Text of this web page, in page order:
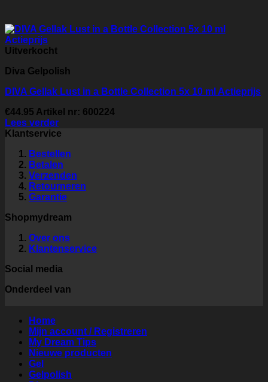
Uitverkocht
Diva Gelpolish
DIVA Gellak Lust in a Bottle Collection 5x 10 ml Actieprijs
€44.95 Artikel nr: 600224
Lees verder
Klantservice
Bestellen
Betalen
Verzenden
Retourneren
Garantie
Shopmydream
Over ons
Klantenservice
Social media
Onderdeel van
Home
Mijn account / Registreren
My Dream Tips
Nieuwe producten
Gel
Gelpolish